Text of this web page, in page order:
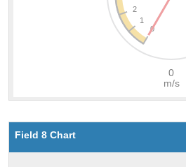
Field 8 Chart